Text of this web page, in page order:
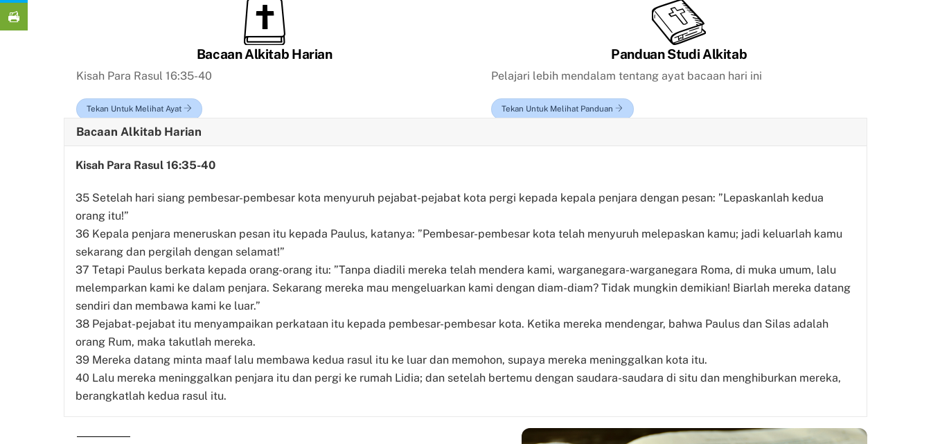
Bacaan Alkitab Harian
Kisah Para Rasul 16:35-40
Tekan Untuk Melihat Ayat
Panduan Studi Alkitab
Pelajari lebih mendalam tentang ayat bacaan hari ini
Tekan Untuk Melihat Panduan
Bacaan Alkitab Harian
Kisah Para Rasul 16:35-40
35 Setelah hari siang pembesar-pembesar kota menyuruh pejabat-pejabat kota pergi kepada kepala penjara dengan pesan: ”Lepaskanlah kedua
orang itu!”
36 Kepala penjara meneruskan pesan itu kepada Paulus, katanya: ”Pembesar-pembesar kota telah menyuruh melepaskan kamu; jadi keluarlah kamu
sekarang dan pergilah dengan selamat!”
37 Tetapi Paulus berkata kepada orang-orang itu: ”Tanpa diadili mereka telah mendera kami, warganegara-warganegara Roma, di muka umum, lalu
melemparkan kami ke dalam penjara. Sekarang mereka mau mengeluarkan kami dengan diam-diam? Tidak mungkin demikian! Biarlah mereka datang
sendiri dan membawa kami ke luar.”
38 Pejabat-pejabat itu menyampaikan perkataan itu kepada pembesar-pembesar kota. Ketika mereka mendengar, bahwa Paulus dan Silas adalah
orang Rum, maka takutlah mereka.
39 Mereka datang minta maaf lalu membawa kedua rasul itu ke luar dan memohon, supaya mereka meninggalkan kota itu.
40 Lalu mereka meninggalkan penjara itu dan pergi ke rumah Lidia; dan setelah bertemu dengan saudara-saudara di situ dan menghiburkan mereka,
berangkatlah kedua rasul itu.